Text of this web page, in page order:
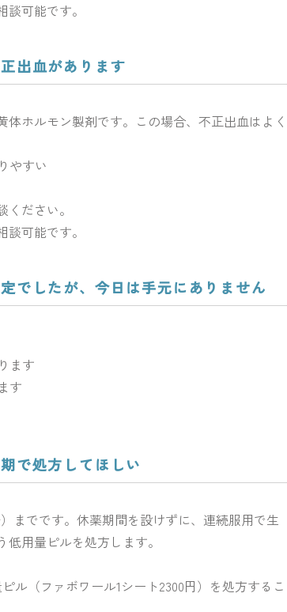
可能です。
出血があります
ホルモン製剤です。この場合、不正出血はよく
やすい
ください。
可能です。
でしたが、今日は手元にありません
ます
す
で処方してほしい
までです。休薬期間を設けずに、連続服用で生
用量ピルを処方します。
ル（ファボワール1シート2300円）を処方するこ